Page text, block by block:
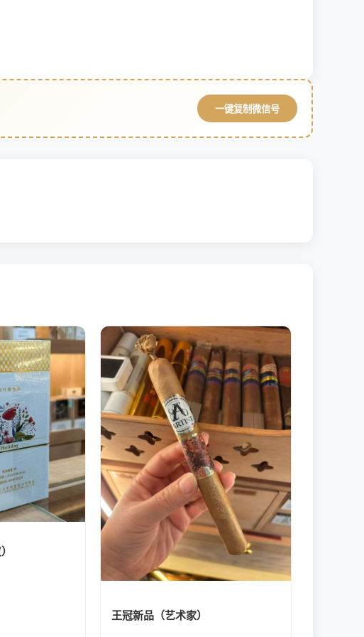
一键复制微信号
王冠新品（艺术家）